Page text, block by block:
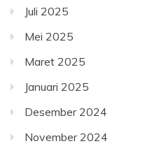
Juli 2025
Mei 2025
Maret 2025
Januari 2025
Desember 2024
November 2024